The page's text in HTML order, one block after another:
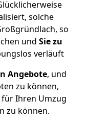
solche
so
und Sie zu
verläuft
Angebote, und
zu können,
Ihren Umzug
zu können.